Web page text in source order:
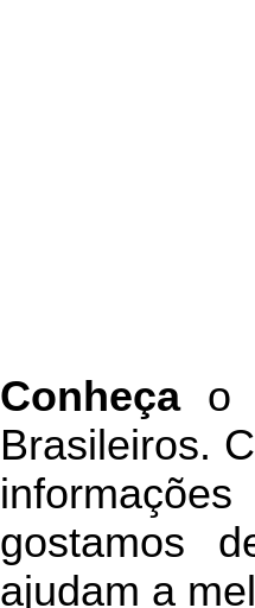
Conheçao
Brasileiros.
gostamos
ajudam a